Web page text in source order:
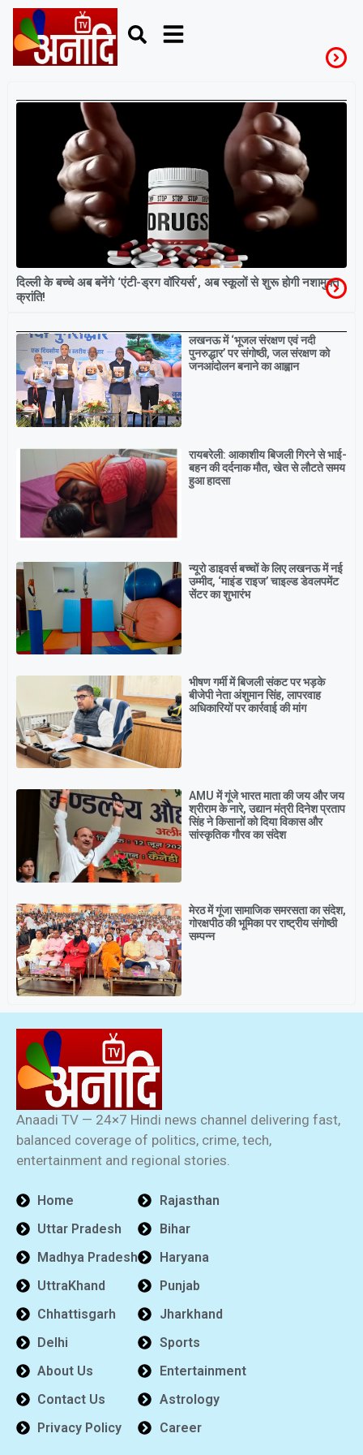
PrahariClub
दिल्ली के बच्चे अब बनेंगे ‘एंटी-ड्रग वॉरियर्स’, अब स्कूलों से शुरू होगी नशामुक्त
क्रांति!
Breaking
लखनऊ में ‘भूजल संरक्षण एवं नदी
पुनरुद्धार’ पर संगोष्ठी, जल संरक्षण को
जनआंदोलन बनाने का आह्वान
रायबरेली: आकाशीय बिजली गिरने से भाई-
बहन की दर्दनाक मौत, खेत से लौटते समय
हुआ हादसा
न्यूरो डाइवर्स बच्चों के लिए लखनऊ में नई
उम्मीद, ‘माइंड राइज’ चाइल्ड डेवलपमेंट
सेंटर का शुभारंभ
भीषण गर्मी में बिजली संकट पर भड़के
बीजेपी नेता अंशुमान सिंह, लापरवाह
अधिकारियों पर कार्रवाई की मांग
AMU में गूंजे भारत माता की जय और जय
श्रीराम के नारे, उद्यान मंत्री दिनेश प्रताप
सिंह ने किसानों को दिया विकास और
सांस्कृतिक गौरव का संदेश
मेरठ में गूंजा सामाजिक समरसता का संदेश,
गोरक्षपीठ की भूमिका पर राष्ट्रीय संगोष्ठी
सम्पन्न
Anaadi TV — 24×7 Hindi news channel delivering fast,
balanced coverage of politics, crime, tech,
entertainment and regional stories.
Home
Uttar Pradesh
Madhya Pradesh
UttraKhand
Chhattisgarh
Delhi
About Us
Contact Us
Privacy Policy
Rajasthan
Bihar
Haryana
Punjab
Jharkhand
Sports
Entertainment
Astrology
Career